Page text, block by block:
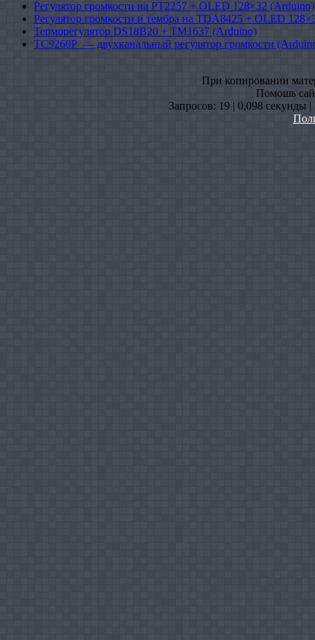
Регулятор громкости на PT2257 + OLED 128×32 (Arduino)
Регулятор громкости и тембра на TDA8425 + OLED
Терморегулятор DS18B20 + TM1637 (Arduino)
TC9260P — двухканальный регулятор громкости
При копировании
Помошь
Запросов: 19 | 0,098 секунды